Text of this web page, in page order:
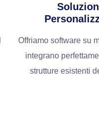
Offriamo software su
integrano
strutture esistenti